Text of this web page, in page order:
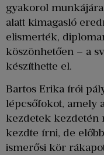
gyakorol
alatt kimagasló
elismerték,
köszönhetően – a
készíthette el.
Bartos Erika írói
lépcsőfokot, amely
kezdetek kezdetén
kezdte írni, de
ismerősi kör